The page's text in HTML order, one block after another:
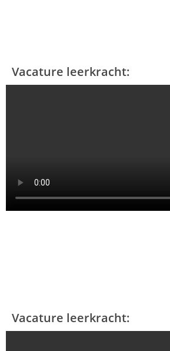
Vacature leerkracht:
Vacature leerkracht: